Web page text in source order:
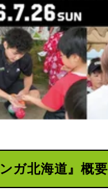
ガ北海道』概要